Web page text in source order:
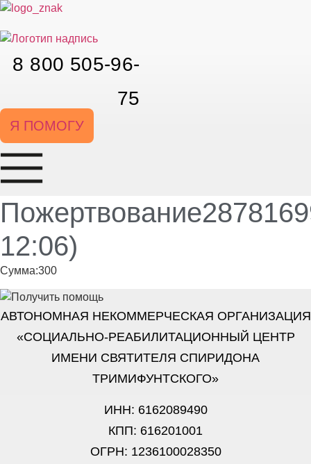
Перейти
содержимому
8 800 505-96-
75
Я ПОМОГУ
12:06)
Сумма:300
АВТОНОМНАЯ НЕКОММЕРЧЕСКАЯ ОРГАНИЗАЦИЯ
«СОЦИАЛЬНО-РЕАБИЛИТАЦИОННЫЙ ЦЕНТР
ИМЕНИ СВЯТИТЕЛЯ СПИРИДОНА
ТРИМИФУНТСКОГО»
ИНН: 6162089490
КПП: 616201001
ОГРН: 1236100028350